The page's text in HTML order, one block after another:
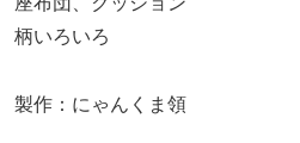
柄いろいろ
製作：にゃんくま領